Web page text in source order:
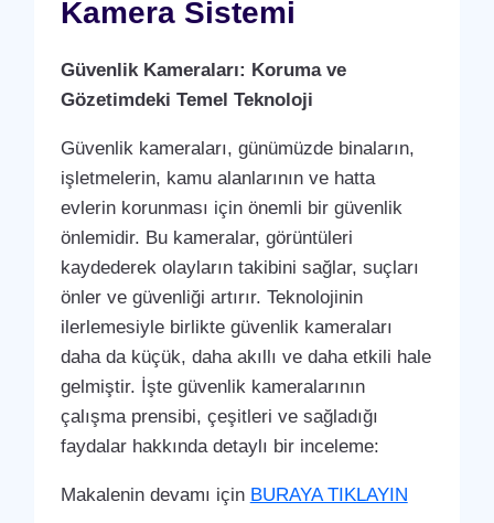
Kamera Sistemi
Güvenlik Kameraları: Koruma ve
Gözetimdeki Temel Teknoloji
Güvenlik kameraları, günümüzde binaların,
işletmelerin, kamu alanlarının ve hatta
evlerin korunması için önemli bir güvenlik
önlemidir. Bu kameralar, görüntüleri
kaydederek olayların takibini sağlar, suçları
önler ve güvenliği artırır. Teknolojinin
ilerlemesiyle birlikte güvenlik kameraları
daha da küçük, daha akıllı ve daha etkili hale
gelmiştir. İşte güvenlik kameralarının
çalışma prensibi, çeşitleri ve sağladığı
faydalar hakkında detaylı bir inceleme:
Makalenin devamı için BURAYA TIKLAYIN